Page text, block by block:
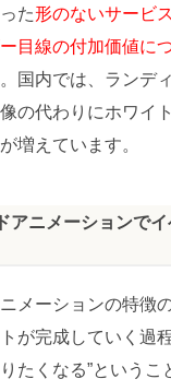
た形のないサービ
目線の付加価値に
国内では、ランデ
の代わりにホワイ
増えています。
アニメーションで
メーションの特徴
が完成していく過
たくなる”というこ